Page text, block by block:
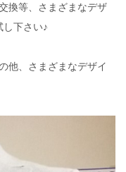
換等、さまざまなデザ
し下さい♪
他、さまざまなデザイ